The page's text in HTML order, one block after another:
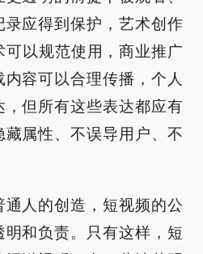
应得到保护，艺术创作
以规范使用，商业推广
容可以合理传播，个人
但所有这些表达都应有
属性、不误导用户、不
人的创造，短视频的公
和负责。只有这样，短